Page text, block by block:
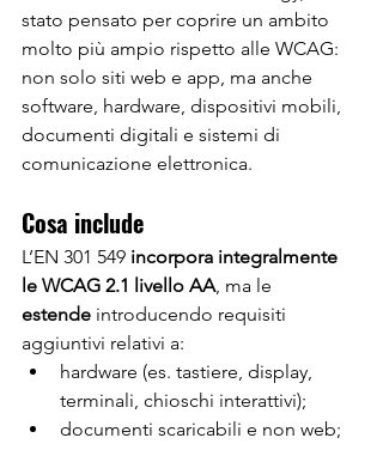
stato pensato per coprire un ambito
molto più ampio rispetto alle WCAG:
non solo siti web e app, ma anche
software, hardware, dispositivi mobili,
documenti digitali e sistemi di
comunicazione elettronica.
Cosa include
L’EN 301 549 incorpora integralmente
le WCAG 2.1 livello AA, ma le
estende introducendo requisiti
aggiuntivi relativi a:
hardware (es. tastiere, display,
terminali, chioschi interattivi);
documenti scaricabili e non web;